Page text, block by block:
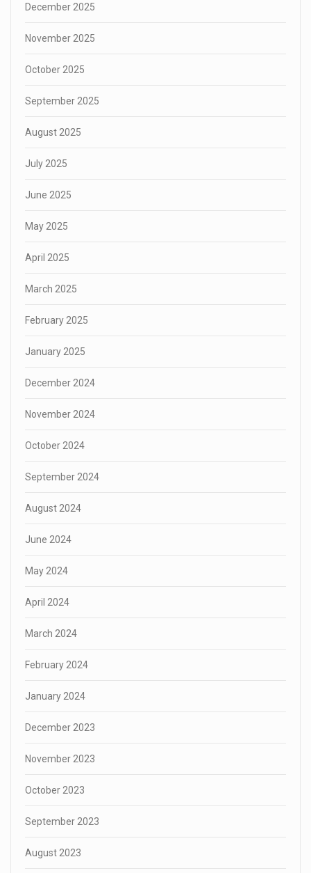
December 2025
November 2025
October 2025
September 2025
August 2025
July 2025
June 2025
May 2025
April 2025
March 2025
February 2025
January 2025
December 2024
November 2024
October 2024
September 2024
August 2024
June 2024
May 2024
April 2024
March 2024
February 2024
January 2024
December 2023
November 2023
October 2023
September 2023
August 2023